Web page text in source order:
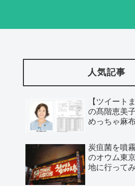
人気記事
【ツイート
の髙階恵美
めっちゃ麻
炭疽菌を噴
のオウム東
地に行って